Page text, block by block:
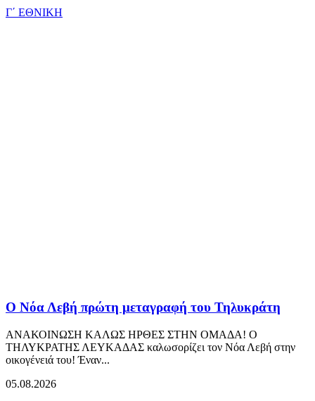
Γ΄ ΕΘΝΙΚΗ
Ο Νόα Λεβή πρώτη μεταγραφή του Τηλυκράτη
ΑΝΑΚΟΙΝΩΣΗ ΚΑΛΩΣ ΗΡΘΕΣ ΣΤΗΝ ΟΜΑΔΑ! Ο
ΤΗΛΥΚΡΑΤΗΣ ΛΕΥΚΑΔΑΣ καλωσορίζει τον Νόα Λεβή στην
οικογένειά του! Έναν...
05.08.2026